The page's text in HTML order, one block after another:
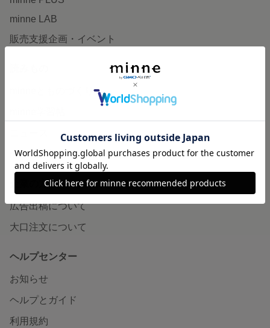
minne LAB
販売支援企画・イベント
minneとものづくりと
minneの本
企業の方へ
広告出稿について
大口注文について
ヘルプセンター
お知らせ
ヘルプとガイド
利用規約